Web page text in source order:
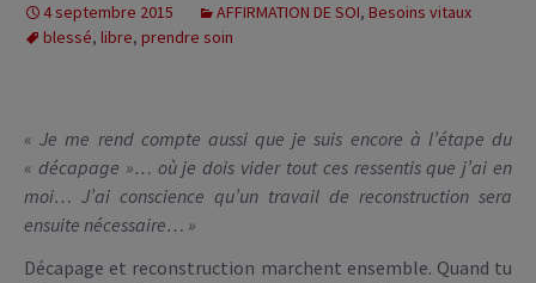
4 septembre 2015 AFFIRMATION DE SOI, Besoins vitaux
blessé, libre, prendre soin
« Je me rend compte aussi que je suis encore à l’étape du
« décapage »… où je dois vider tout ces ressentis que j’ai en
moi… J’ai conscience qu’un travail de reconstruction sera
ensuite nécessaire… »
Décapage et reconstruction marchent ensemble. Quand tu